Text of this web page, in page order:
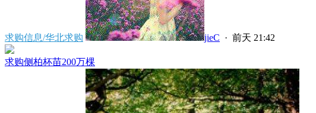
求购信息/华北求购 jieC · 前天 21:42
求购侧柏杯苗200万棵